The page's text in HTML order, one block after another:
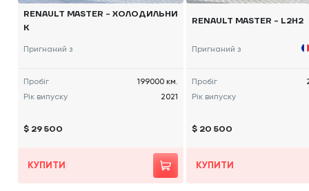
RENAULT MASTER - ХОЛОДИЛЬНИ
К
Пригнаний з
Пробіг
199000 км.
Рік випуску
2021
$ 29 500
КУПИТИ
RENAULT MASTER - L2H2
Пригнаний з
Пробіг
Рік випуску
$ 20 500
КУПИТИ